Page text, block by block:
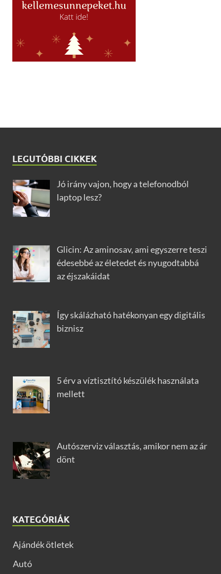
LEGUTÓBBI CIKKEK
Jó irány vajon, hogy a telefonodból
laptop lesz?
Glicin: Az aminosav, ami egyszerre teszi
édesebbé az életedet és nyugodtabbá
az éjszakáidat
Így skálázható hatékonyan egy digitális
biznisz
5 érv a víztisztító készülék használata
mellett
Autószerviz választás, amikor nem az ár
dönt
KATEGÓRIÁK
Ajándék ötletek
Autó